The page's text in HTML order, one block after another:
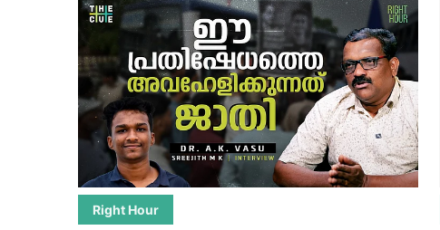
Right Hour